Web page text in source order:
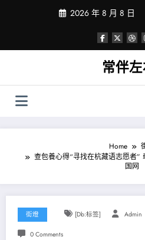
2026 年 8 月 8 日
常伴
Home
查包養心得“寻找在杭藏语志愿者
国网
街燈 [db:标签] Admin
0 Comments